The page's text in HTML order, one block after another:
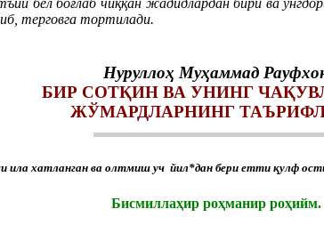
терговга тортилади.
Нуруллоҳ Муҳаммад
БИР СОТҚИН ВА УНИНГ
ЖЎМАРДЛАРНИНГ
ила хатланган ва олтмиш уч йил*дан бери етти қулф
Бисмиллаҳир роҳманир роҳийм.